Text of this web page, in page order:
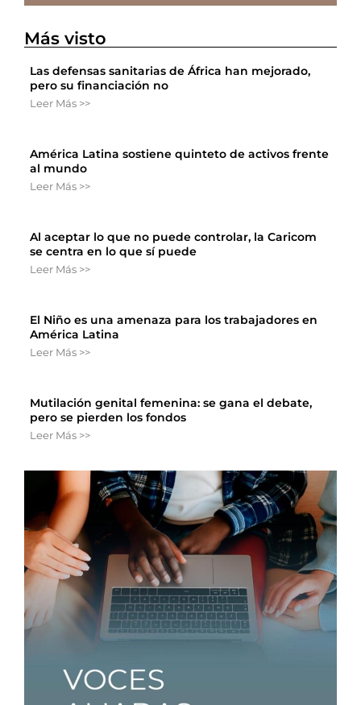
Más visto
Las defensas sanitarias de África han mejorado,
pero su financiación no
Leer Más >>
América Latina sostiene quinteto de activos frente
al mundo
Leer Más >>
Al aceptar lo que no puede controlar, la Caricom
se centra en lo que sí puede
Leer Más >>
El Niño es una amenaza para los trabajadores en
América Latina
Leer Más >>
Mutilación genital femenina: se gana el debate,
pero se pierden los fondos
Leer Más >>